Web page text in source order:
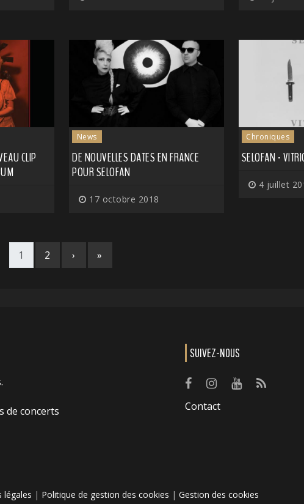
CLIP
News
DE NOUVELLES DATES EN FRANCE
POUR SELOFAN
17 octobre 2018
Chroniques
SELOFAN -
4 juillet
1 2 › »
de concerts
SUIVEZ-NOUS
Contact
légales | Politique de gestion des cookies | Gestion des cookies